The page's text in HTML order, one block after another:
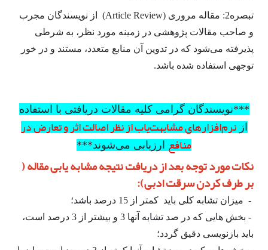
تبصره2: مقاله مروری (Article Review) از نویسندگان مجرب
و صاحب مقالات پژوهشی در زمینه مورد نظر، به شرطی
پذیرفته می‌­شود که در تدوین آن منابع متعدد، مستند و در خور
توجهی استفاده شده باشد.
***نویسندگان گرامی کلیه مقالات دریافتی با استفاده
ازنرم‌افزارهای مشابهت‌یاب از نظر اصالت اثر و تعارض در
منافع ارزیابی می‌شوند***
نکات مورد توجه بعد از دریافت نتیجه مشابه یابی مقاله (
بر طرف کردن سرقت ادبی):
- میزان تشابه کلی باید کمتر از 15 درصد باشد؛
- بخش هایی که در صد تشابه آنها 3 و بیشتر از 3 درصد است،
باید بازنویسی دقیق گردد؛